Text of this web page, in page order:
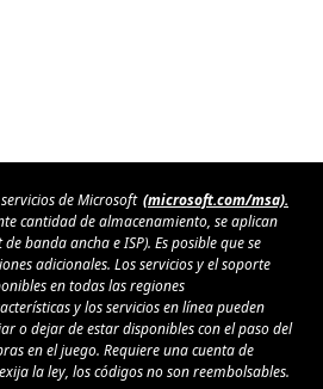
de Microsoft (microsoft.com/msa).
cantidad de almacenamiento, se aplican
banda ancha e ISP). Es posible que se
adicionales. Los servicios y el soporte
en todas las regiones
y los servicios en línea pueden
o dejar de estar disponibles con el paso del
en el juego. Requiere una cuenta de
la ley, los códigos no son reembolsables.